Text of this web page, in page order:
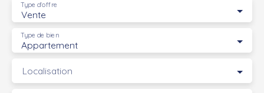
Vente
Type d'offre
Appartement
Type de bien
Localisation